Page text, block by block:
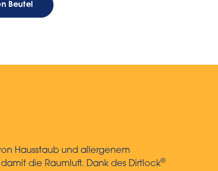
Beutel
Hausstaub und allergenem
die Raumluft. Dank des Dirtlock®